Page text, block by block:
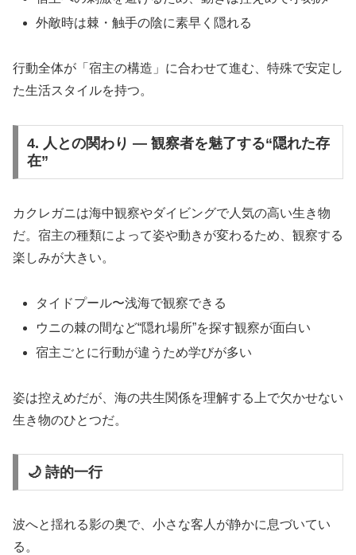
外敵時は棘・触手の陰に素早く隠れる
行動全体が「宿主の構造」に合わせて進む、特殊で安定し
た生活スタイルを持つ。
4. 人との関わり ― 観察者を魅了する“隠れた存
在”
カクレガニは海中観察やダイビングで人気の高い生き物
だ。宿主の種類によって姿や動きが変わるため、観察する
楽しみが大きい。
タイドプール〜浅海で観察できる
ウニの棘の間など“隠れ場所”を探す観察が面白い
宿主ごとに行動が違うため学びが多い
姿は控えめだが、海の共生関係を理解する上で欠かせない
生き物のひとつだ。
🌙 詩的一行
波へと揺れる影の奥で、小さな客人が静かに息づいてい
る。